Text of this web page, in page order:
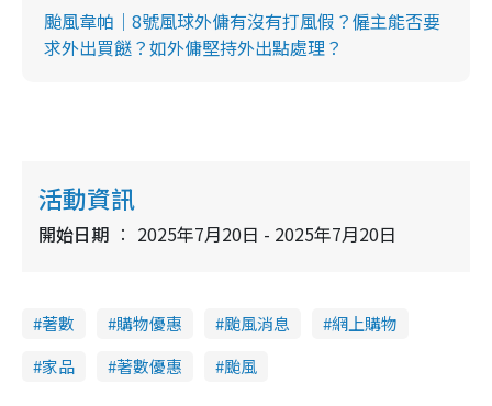
颱風韋帕｜8號風球外傭有沒有打風假？僱主能否要
求外出買餸？如外傭堅持外出點處理？
活動資訊
開始日期 2025年7月20日 - 2025年7月20日
著數 購物優惠 颱風消息
網上購物
家品
著數優惠 颱風